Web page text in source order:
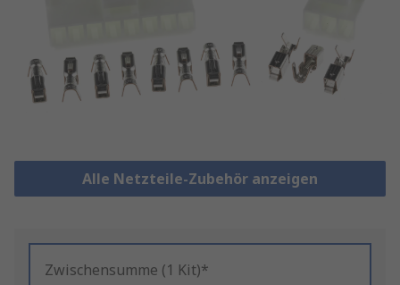
Alle Netzteile-Zubehör anzeigen
Zwischensumme (1 Kit)*